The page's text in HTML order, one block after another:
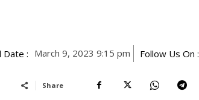
Date : March 9, 2023 9:15 pm Follow Us On :
Share